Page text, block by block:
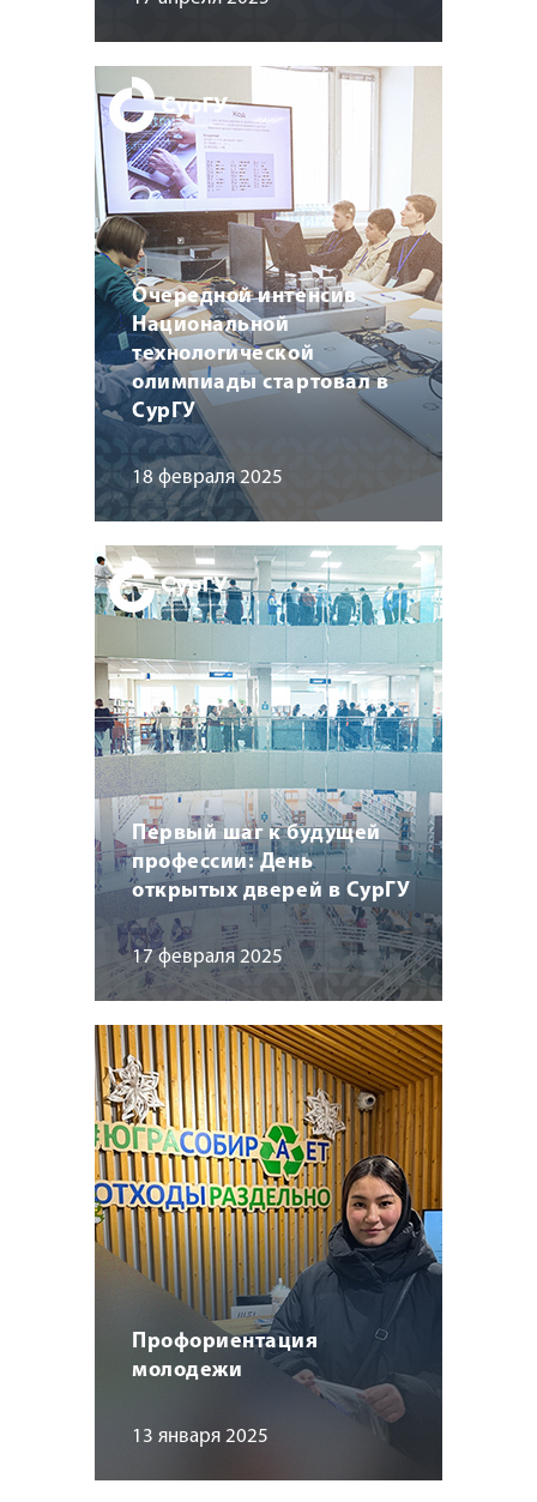
Очередной интенсив
Национальной
технологической
олимпиады стартовал в
СурГУ
18 февраля 2025
Первый шаг к будущей
профессии: День
открытых дверей в СурГУ
17 февраля 2025
Профориентация
молодежи
13 января 2025